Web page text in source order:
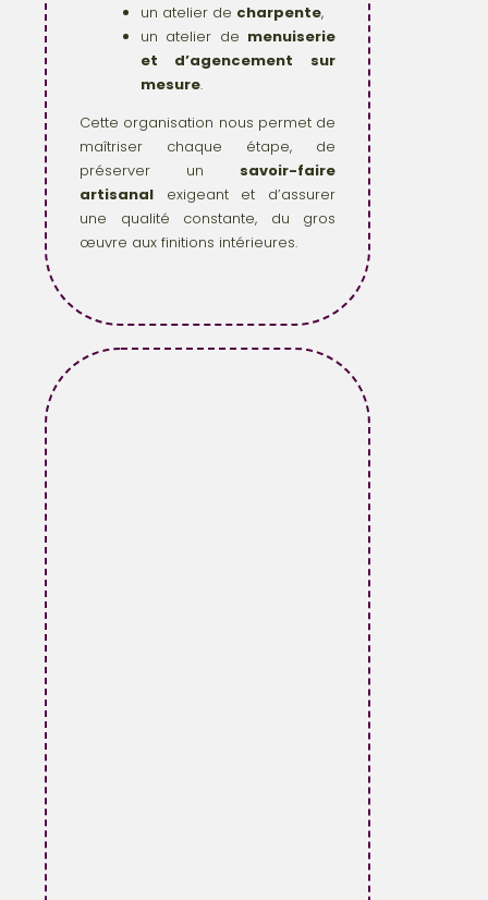
un atelier de charpente,
un atelier de menuiserie
et d’agencement sur
mesure.
Cette organisation nous permet de
maîtriser chaque étape, de
préserver un savoir-faire
artisanal exigeant et d’assurer
une qualité constante, du gros
œuvre aux finitions intérieures.